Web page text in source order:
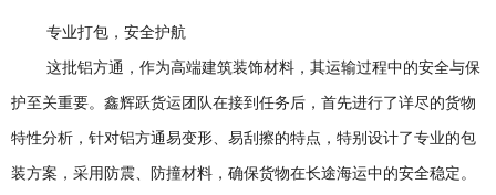
专业打包，安全护航
这批铝方通，作为高端建筑装饰材料，其运输过程中的安全与保
护至关重要。鑫辉跃货运团队在接到任务后，首先进行了详尽的货物
特性分析，针对铝方通易变形、易刮擦的特点，特别设计了专业的包
装方案，采用防震、防撞材料，确保货物在长途海运中的安全稳定。